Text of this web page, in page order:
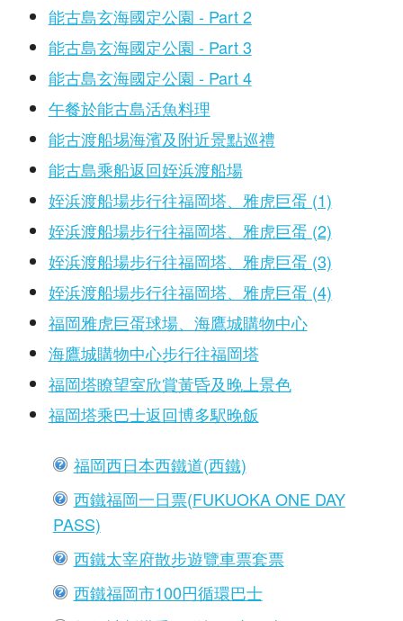
能古島玄海國定公園 - Part 2
能古島玄海國定公園 - Part 3
能古島玄海國定公園 - Part 4
午餐於能古島活魚料理
能古渡船埸海濱及附近景點巡禮
能古島乘船返回姪浜渡船場
姪浜渡船場步行往福岡塔、雅虎巨蛋 (1)
姪浜渡船場步行往福岡塔、雅虎巨蛋 (2)
姪浜渡船場步行往福岡塔、雅虎巨蛋 (3)
姪浜渡船場步行往福岡塔、雅虎巨蛋 (4)
福岡雅虎巨蛋球場、海鷹城購物中心
海鷹城購物中心步行往福岡塔
福岡塔瞭望室欣賞黃昏及晚上景色
福岡塔乘巴士返回博多駅晚飯
福岡西日本西鐵道(西鐵)
西鐵福岡一日票(FUKUOKA ONE DAY
PASS)
西鐵太宰府散步遊覽車票套票
西鐵福岡市100円循環巴士